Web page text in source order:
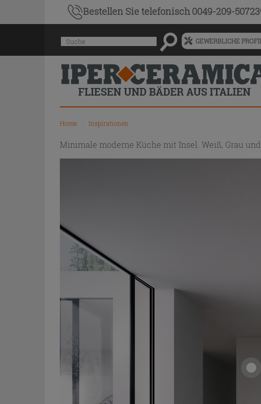
Bestellen Sietelefonisch 0049-209-
Menü
für
vorgeschlagenen
Siteinhalt
und
Suchprotokoll
Suche GEWERBLICHE
Home Inspirationen
Minimale moderne Küche mit Insel. Weiß, Grau